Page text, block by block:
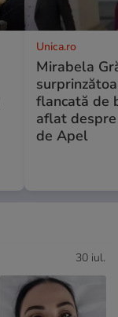
Unica.ro
Mirabela
flancată de
aflat
de Apel
30 iul.